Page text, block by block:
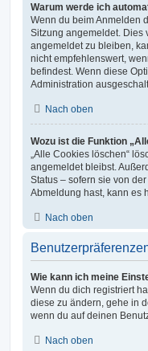
Warum werde ich
Wenn du beim Anmelden
Sitzung angemeldet. Dies
angemeldet zu bleiben,
nicht empfehlenswert,
befindest. Wenn diese
Administration
Nach oben
Wozu ist die Funktion
„Alle Cookies löschen“
angemeldet bleibst.
Status – sofern sie von
Abmeldung hast, kann es
Nach oben
Wie kann ich meine
Wenn du dich registriert
diese zu ändern, gehe in
wenn du auf deinen
Nach oben